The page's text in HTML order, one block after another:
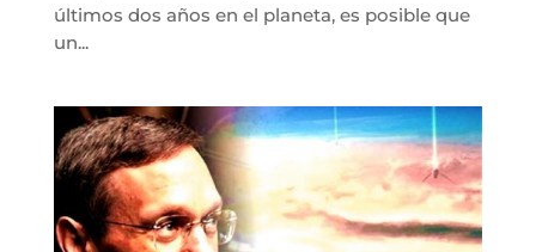
últimos dos años en el planeta, es posible que
un...